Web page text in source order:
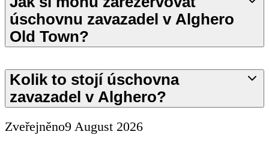
úschovnu zavazadel v Alghero
Old Town?
Kolik to stojí úschovna
zavazadel v Alghero?
Zveřejněno9 August 2026